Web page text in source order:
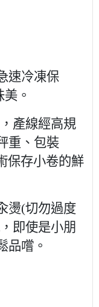
速冷凍保
。
產線經高規
重、包裝
保存小卷的鮮
燙(切勿過度
即使是小朋
品嚐。